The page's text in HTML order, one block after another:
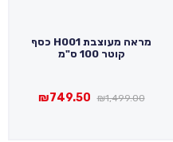
מראה מעוצבת H001 כסף
קוטר 100 ס"מ
₪1,499.00
המחיר
₪749.50
המחיר